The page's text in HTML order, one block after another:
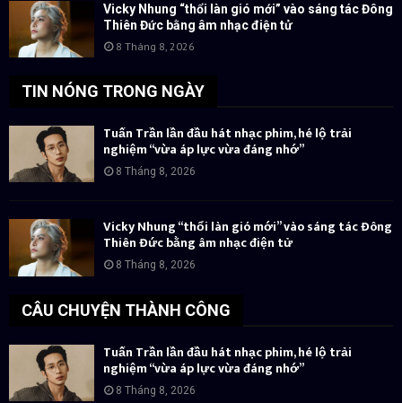
Vicky Nhung “thổi làn gió mới” vào sáng tác Đông
Thiên Đức bằng âm nhạc điện tử
8 Tháng 8, 2026
TIN NÓNG TRONG NGÀY
Tuấn Trần lần đầu hát nhạc phim, hé lộ trải
nghiệm “vừa áp lực vừa đáng nhớ”
8 Tháng 8, 2026
Vicky Nhung “thổi làn gió mới” vào sáng tác Đông
Thiên Đức bằng âm nhạc điện tử
8 Tháng 8, 2026
CÂU CHUYỆN THÀNH CÔNG
Tuấn Trần lần đầu hát nhạc phim, hé lộ trải
nghiệm “vừa áp lực vừa đáng nhớ”
8 Tháng 8, 2026